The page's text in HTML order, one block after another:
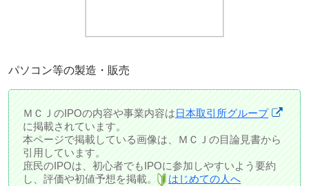
パソコン等の製造・販売
ＭＣＪのIPOの内容や事業内容は日本取引所グループ
に掲載されています。
本ページで掲載している画像は、ＭＣＪの目論見書から
引用しています。
庶民のIPOは、初心者でもIPOに参加しやすいよう要約
し、評価や初値予想を掲載。
はじめての人へ